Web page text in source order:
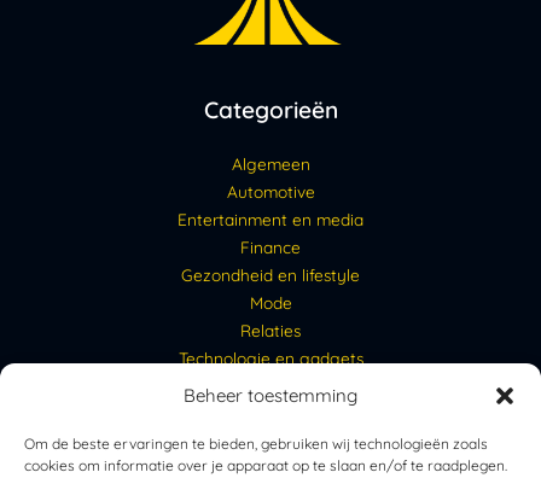
Beheer toestemming
Om de beste ervaringen te bieden, gebruiken wij technologieën zoals
cookies om informatie over je apparaat op te slaan en/of te raadplegen.
Categorieën
Algemeen
Automotive
Entertainment en media
Finance
Gezondheid en lifestyle
Mode
Relaties
Technologie en gadgets
Links